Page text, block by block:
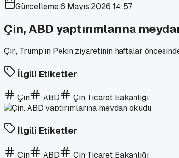
Güncelleme6 Mayıs 2026 14:57
Çin, ABD yaptırımlarına
Çin, Trump'ın Pekin ziyaretinin haftalar
İlgili Etiketler
Çin ABD Çin Ticaret Bakanlığı
İlgili Etiketler
Çin ABD Çin Ticaret Bakanlığı